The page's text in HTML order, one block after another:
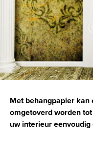
Met behangpapier kan
omgetoverd worden
uw interieur